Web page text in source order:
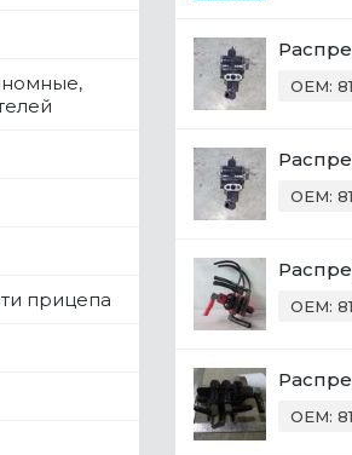
прицепа
OEM:
OEM:
OEM:
OEM: